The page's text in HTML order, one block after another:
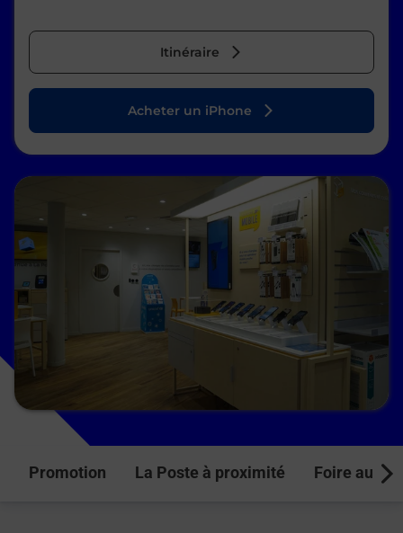
Itinéraire
Acheter un iPhone
Promotion La Poste à proximité Foire aux